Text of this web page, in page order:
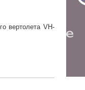
вертолета VH-